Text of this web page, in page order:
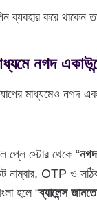
ব্যবহার করে থাকেন
নগদ
মাধ্যমেও নগদ
প্লে স্টোর থেকে “নগদ
নাম্বার, OTP ও
হলে “ব্যালেন্স